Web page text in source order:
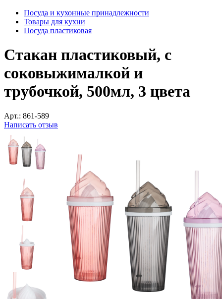
Посуда и кухонные принадлежности
Товары для кухни
Посуда пластиковая
Стакан пластиковый, с
соковыжималкой и
трубочкой, 500мл, 3 цвета
Арт.: 861-589
Написать отзыв